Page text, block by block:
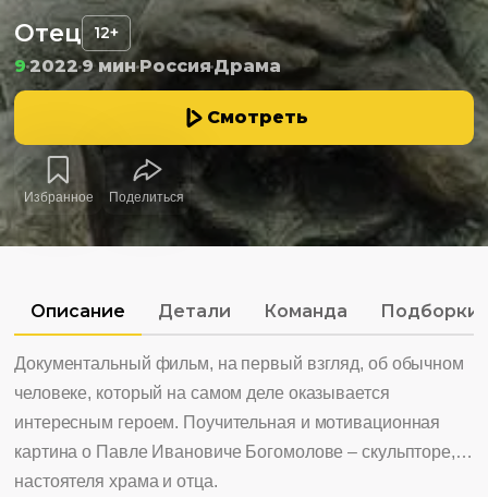
Отец 12+
920229 мин РоссияДрама
Смотреть
Избранное Поделиться
Описание Детали Команда Подборки
Документальный фильм, на первый взгляд, об обычном
человеке, который на самом деле оказывается
интересным героем. Поучительная и мотивационная
картина о Павле Ивановиче Богомолове – скульпторе,
настоятеля храма и отца.